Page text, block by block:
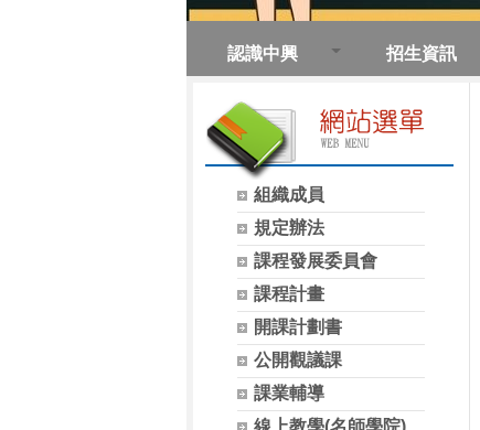
認識中興 招生資訊
組織成員
規定辦法
課程發展委員會
課程計畫
開課計劃書
公開觀議課
課業輔導
線上教學(名師學院)